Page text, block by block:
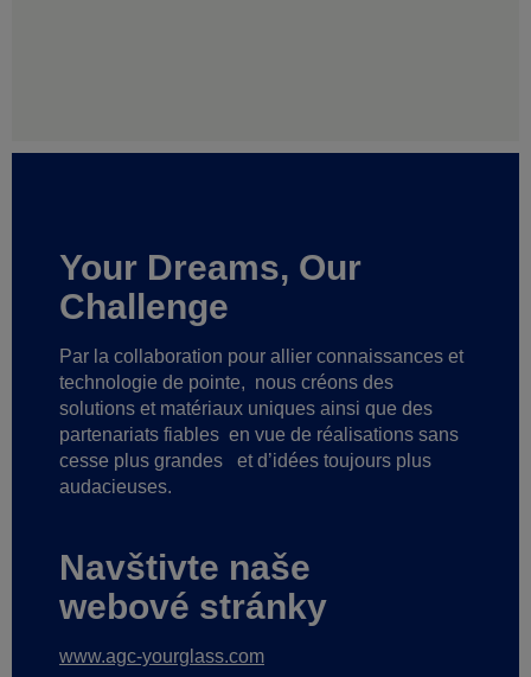
Your Dreams, Our
Challenge
Par la collaboration pour allier connaissances et
technologie de pointe, nous créons des
solutions et matériaux uniques ainsi que des
partenariats fiables en vue de réalisations sans
cesse plus grandes
et d’idées toujours plus
audacieuses.
Navštivte naše
webové stránky
www.agc-yourglass.com